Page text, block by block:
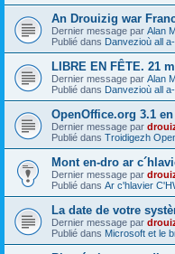
An Drouizig war
Dernier message par Alan
Publié dans Danvezioù all
LIBRE EN FÊTE. 21
Dernier message par Alan
Publié dans Danvezioù all
OpenOffice.org 3.1
Dernier message par
Publié dans Troidigezh
Mont en-dro ar
Dernier message par
Publié dans Ar c'hlavier
La date de votre
Dernier message par
Publié dans Microsoft et le